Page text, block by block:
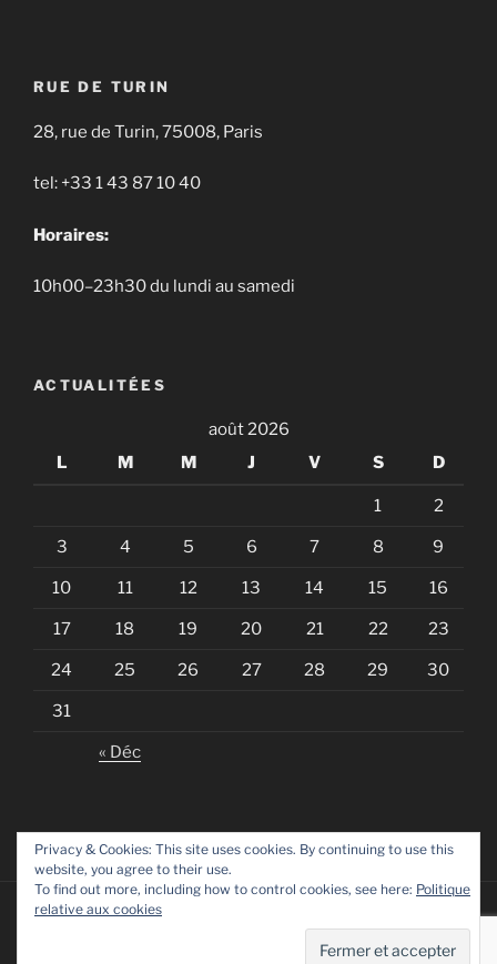
RUE DE TURIN
28, rue de Turin, 75008, Paris
tel: +33 1 43 87 10 40
Horaires:
10h00–23h30 du lundi au samedi
ACTUALITÉES
août 2026
L
M M J V S D
1 2
3 4 5 6 7 8 9
10 11 12 13 14 15 16
17 18 19 20 21 22 23
24 25 26 27 28 29 30
31
« Déc
Privacy & Cookies: This site uses cookies. By continuing to use this
website, you agree to their use.
To find out more, including how to control cookies, see here: Politique
relative aux cookies